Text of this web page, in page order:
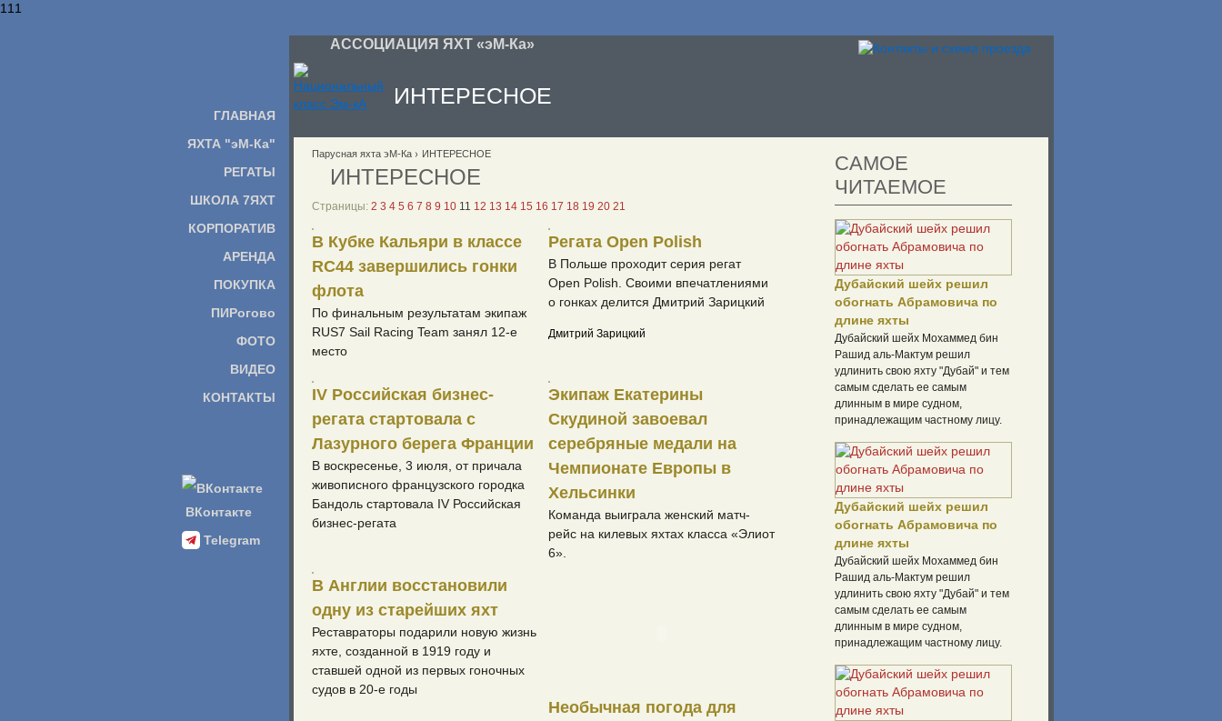
ГЛАВНАЯ
ЯХТА "эМ-Ка"
РЕГАТЫ
ШКОЛА 7ЯХТ
КОРПОРАТИВ
АРЕНДА
ПОКУПКА
ПИРогово
ФОТО
ВИДЕО
КОНТАКТЫ
ВКонтакте
Telegram
111
АССОЦИАЦИЯ ЯХТ «эМ-Ка»
ИНТЕРЕСНОЕ
Парусная яхта эМ-Ка ИНТЕРЕСНОЕ
ИНТЕРЕСНОЕ
Страницы: 2 3 4 5 6 7 8 9 10 11 12 13 14 15 16 17 18 19 20 21
В Кубке Кальяри в классе
RC44 завершились гонки
флота
По финальным результатам экипаж
RUS7 Sail Racing Team занял 12-е
место
Регата Open Polish
В Польше проходит серия регат
Open Polish. Своими впечатлениями
о гонках делится Дмитрий Зарицкий
Дмитрий Зарицкий
IV Российская бизнес-
регата стартовала с
Лазурного берега Франции
В воскресенье, 3 июля, от причала
живописного французского городка
Бандоль стартовала IV Российская
бизнес-регата
Экипаж Екатерины
Скудиной завоевал
серебряные медали на
Чемпионате Европы в
Хельсинки
Команда выиграла женский матч-
рейс на килевых яхтах класса «Элиот
6».
В Англии восстановили
одну из старейших яхт
Реставраторы подарили новую жизнь
яхте, созданной в 1919 году и
ставшей одной из первых гоночных
судов в 20-е годы
Необычная погода для
САМОЕ
ЧИТАЕМОЕ
Дубайский шейх решил
обогнать Абрамовича по
длине яхты
Дубайский шейх Мохаммед бин
Рашид аль-Мактум решил
удлинить свою яхту "Дубай" и тем
самым сделать ее самым
длинным в мире судном,
принадлежащим частному лицу.
Дубайский шейх решил
обогнать Абрамовича по
длине яхты
Дубайский шейх Мохаммед бин
Рашид аль-Мактум решил
удлинить свою яхту "Дубай" и тем
самым сделать ее самым
длинным в мире судном,
принадлежащим частному лицу.